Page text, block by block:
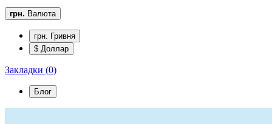
грн. Валюта
грн. Гривня
$ Доллар
Закладки (0)
Блог